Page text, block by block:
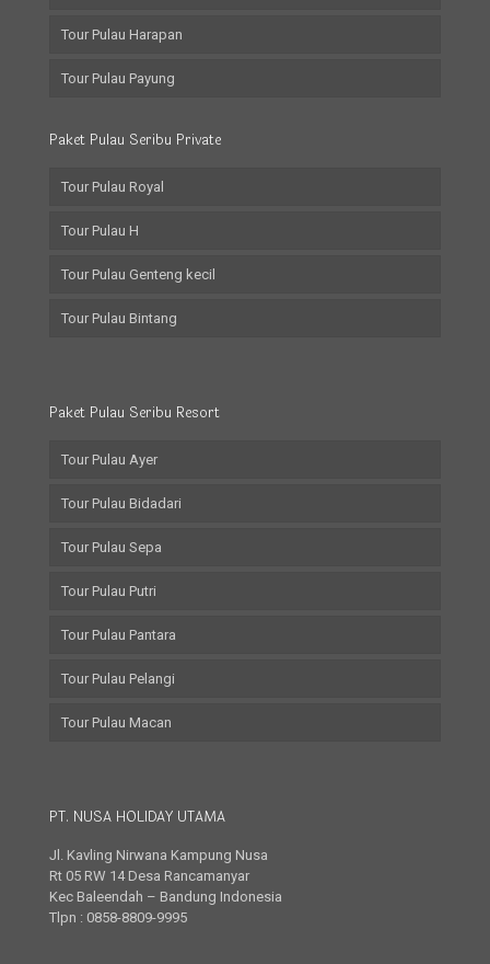
Tour Pulau Harapan
Tour Pulau Payung
Paket Pulau Seribu Private
Tour Pulau Royal
Tour Pulau H
Tour Pulau Genteng kecil
Tour Pulau Bintang
Paket Pulau Seribu Resort
Tour Pulau Ayer
Tour Pulau Bidadari
Tour Pulau Sepa
Tour Pulau Putri
Tour Pulau Pantara
Tour Pulau Pelangi
Tour Pulau Macan
PT. NUSA HOLIDAY UTAMA
Jl. Kavling Nirwana Kampung Nusa
Rt 05 RW 14 Desa Rancamanyar
Kec Baleendah – Bandung Indonesia
Tlpn : 0858-8809-9995